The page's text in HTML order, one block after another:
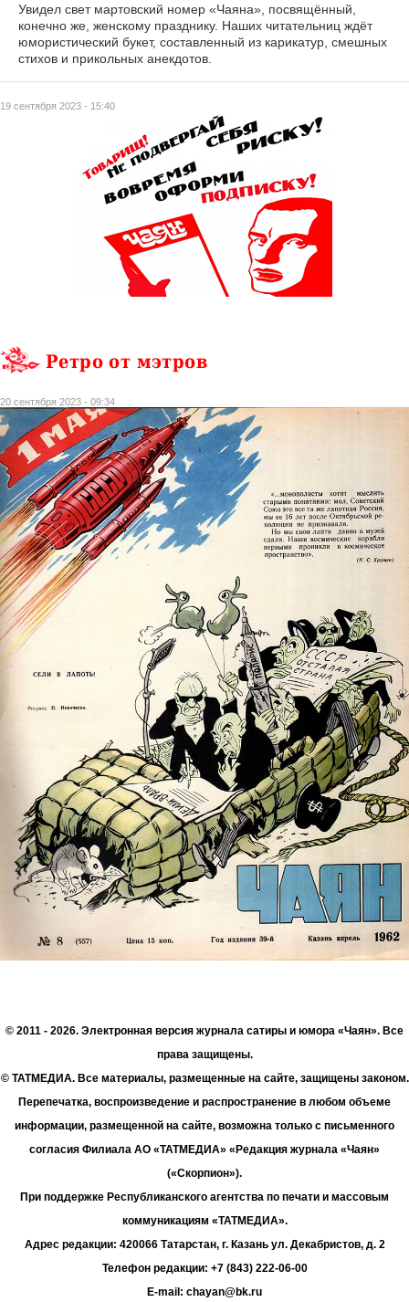
19 сентября 2023 - 15:40
Увидел свет мартовский номер «Чаяна», посвящённый,
конечно же, женскому празднику. Наших читательниц ждёт
юмористический букет, составленный из карикатур, смешных
стихов и прикольных анекдотов.
Ретро от мэтров
20 сентября 2023 - 09:34
© 2011 - 2026. Электронная версия журнала сатиры и юмора «Чаян». Все
права защищены.
© ТАТМЕДИА. Все материалы, размещенные на сайте, защищены законом.
Перепечатка, воспроизведение и распространение в любом объеме
информации, размещенной на сайте, возможна только с письменного
согласия Филиала АО «ТАТМЕДИА» «Редакция журнала «Чаян»
(«Скорпион»).
При поддержке Республиканского агентства по печати и массовым
коммуникациям «ТАТМЕДИА».
Адрес редакции: 420066 Татарстан, г. Казань ул. Декабристов, д. 2
Телефон редакции: +7 (843) 222-06-00
E-mail: chayan@bk.ru